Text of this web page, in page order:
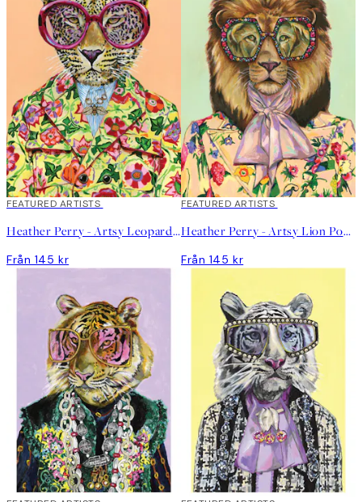
”Min konst är full av glamour, kitsch och är ibland ganska
skruvad. Min största utmaning ligger i att bestämma vad jag ska
måla härnäst, jag har en lång lista med idéer som ständigt
konkurrerar om min uppmärksamhet”, säger hon.
Vad Heather inspireras av varierar. Ibland ser hon en look på
catwalken och ett djur dyker upp i hennes huvud, som i fallet
med hennes verk Highland Cow. Det kan också vara en
färgkombination som ger inspiration till en ny idé.
"Jag älskar att följa modebloggar och tidningar för att se det
senaste, men jag försöker att inte följa säsonger så noga eller
ta några trender på för stort allvar”."
FEATURED ARTISTS
Heather Perry - Artsy Leopard Poster
Från 145 kr
FEATURED ARTISTS
Heather Perry - Artsy Lion Poster
Från 145 kr